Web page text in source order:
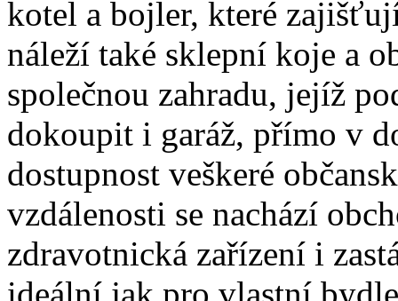
kotel a bojler, které
náleží také sklepní koje a
společnou zahradu, jejíž
dokoupit i garáž, přímo v
dostupnost veškeré
vzdálenosti se nachází
zdravotnická zařízení i